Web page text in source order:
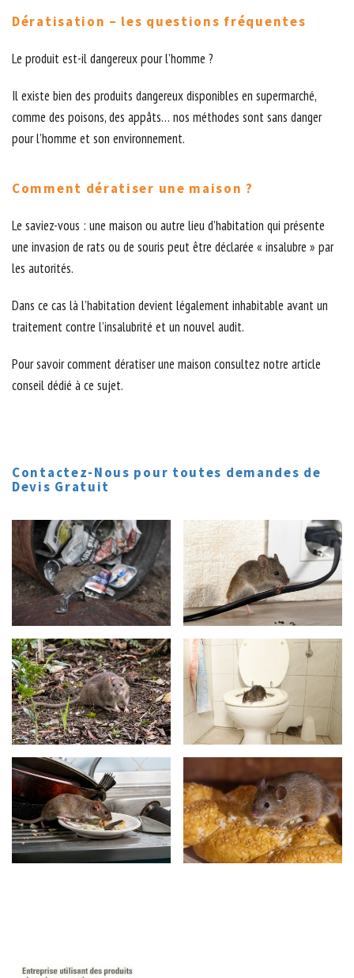
Dératisation – les questions fréquentes
Le produit est-il dangereux pour l’homme ?
Il existe bien des produits dangereux disponibles en supermarché,
comme des poisons, des appâts… nos méthodes sont sans danger
pour l’homme et son environnement.
Comment dératiser une maison ?
Le saviez-vous : une maison ou autre lieu d’habitation qui présente
une invasion de rats ou de souris peut être déclarée « insalubre » par
les autorités.
Dans ce cas là l’habitation devient légalement inhabitable avant un
traitement contre l’insalubrité et un nouvel audit.
Pour savoir comment dératiser une maison consultez notre article
conseil dédié à ce sujet.
Contactez-Nous pour toutes demandes de
Devis Gratuit